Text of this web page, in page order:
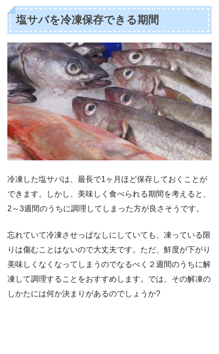
塩サバを冷凍保存できる期間
冷凍した塩サバは、最長で1ヶ月ほど保存しておくことが
できます。しかし、美味しく食べられる期間を考えると、
2～3週間のうちに調理してしまった方が良さそうです。
忘れていて冷凍させっぱなしにしていても、凍っている限
りは傷むことはないので大丈夫です。ただ、鮮度が下がり
美味しくなくなってしまうのでなるべく２週間のうちに解
凍して調理することをおすすめします。では、その解凍の
しかたには何か決まりがあるのでしょうか?